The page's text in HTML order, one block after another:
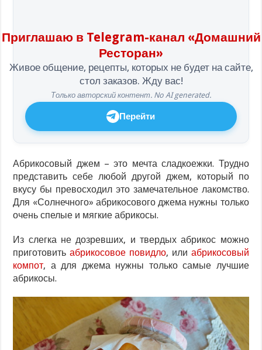
Приглашаю в Telegram-канал «Домашний
Ресторан»
Живое общение, рецепты, которых не будет на сайте,
стол заказов. Жду вас!
Только авторский контент. No AI generated.
Перейти
Абрикосовый джем – это мечта сладкоежки. Трудно
представить себе любой другой джем, который по
вкусу бы превосходил это замечательное лакомство.
Для «Солнечного» абрикосового джема нужны только
очень спелые и мягкие абрикосы.
Из слегка не дозревших, и твердых абрикос можно
приготовитьабрикосовое повидло, или абрикосовый
компот, а для джема нужны только самые лучшие
абрикосы.